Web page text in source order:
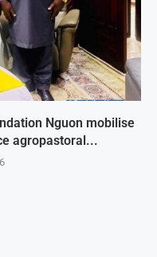
Nguon mobilise
agropastoral...